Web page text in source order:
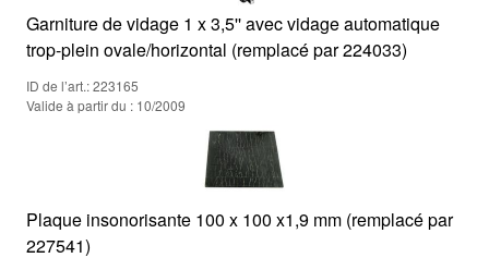
Garniture de vidage 1 x 3,5'' avec vidage automatique
trop-plein ovale/horizontal (remplacé par 224033)
ID de l’art.: 223165
Valide à partir du : 10/2009
Plaque insonorisante 100 x 100 x1,9 mm (remplacé par
227541)